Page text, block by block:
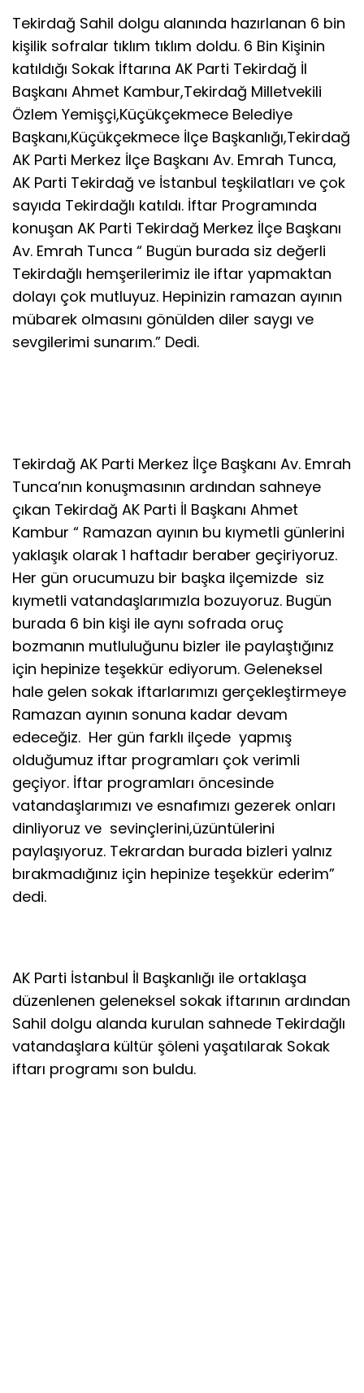
Tekirdağ Sahil dolgu alanında hazırlanan 6 bin
kişilik sofralar tıklım tıklım doldu. 6 Bin Kişinin
katıldığı Sokak İftarına AK Parti Tekirdağ İl
Başkanı Ahmet Kambur,Tekirdağ Milletvekili
Özlem Yemişçi,Küçükçekmece Belediye
Başkanı,Küçükçekmece İlçe Başkanlığı,Tekirdağ
AK Parti Merkez İlçe Başkanı Av. Emrah Tunca,
AK Parti Tekirdağ ve İstanbul teşkilatları ve çok
sayıda Tekirdağlı katıldı. İftar Programında
konuşan AK Parti Tekirdağ Merkez İlçe Başkanı
Av. Emrah Tunca “ Bugün burada siz değerli
Tekirdağlı hemşerilerimiz ile iftar yapmaktan
dolayı çok mutluyuz. Hepinizin ramazan ayının
mübarek olmasını gönülden diler saygı ve
sevgilerimi sunarım.” Dedi.
Tekirdağ AK Parti Merkez İlçe Başkanı Av. Emrah
Tunca’nın konuşmasının ardından sahneye
çıkan Tekirdağ AK Parti İl Başkanı Ahmet
Kambur “ Ramazan ayının bu kıymetli günlerini
yaklaşık olarak 1 haftadır beraber geçiriyoruz.
Her gün orucumuzu bir başka ilçemizde siz
kıymetli vatandaşlarımızla bozuyoruz. Bugün
burada 6 bin kişi ile aynı sofrada oruç
bozmanın mutluluğunu bizler ile paylaştığınız
için hepinize teşekkür ediyorum. Geleneksel
hale gelen sokak iftarlarımızı gerçekleştirmeye
Ramazan ayının sonuna kadar devam
edeceğiz. Her gün farklı ilçede yapmış
olduğumuz iftar programları çok verimli
geçiyor. İftar programları öncesinde
vatandaşlarımızı ve esnafımızı gezerek onları
dinliyoruz ve sevinçlerini,üzüntülerini
paylaşıyoruz. Tekrardan burada bizleri yalnız
bırakmadığınız için hepinize teşekkür ederim”
dedi.
AK Parti İstanbul İl Başkanlığı ile ortaklaşa
düzenlenen geleneksel sokak iftarının ardından
Sahil dolgu alanda kurulan sahnede Tekirdağlı
vatandaşlara kültür şöleni yaşatılarak Sokak
iftarı programı son buldu.